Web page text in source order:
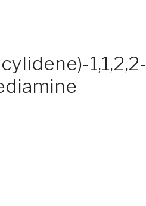
1,1,2,2-